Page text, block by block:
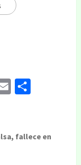
Email
fallece en